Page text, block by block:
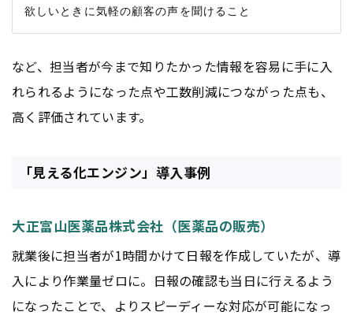
など、担当者が今まで知りたかった情報を容易に手に入
れられるようになった点や工数削減につながった点も、
高く評価されています。
「見える化エンジン」導入事例
大正富山医薬品株式会社（医薬品の販売）
就業後に担当者が1時間かけて日報を作成していたが、導
入により作業量ゼロに。日報の確認も当日に行えるよう
になったことで、よりスピーディーな対応が可能になっ